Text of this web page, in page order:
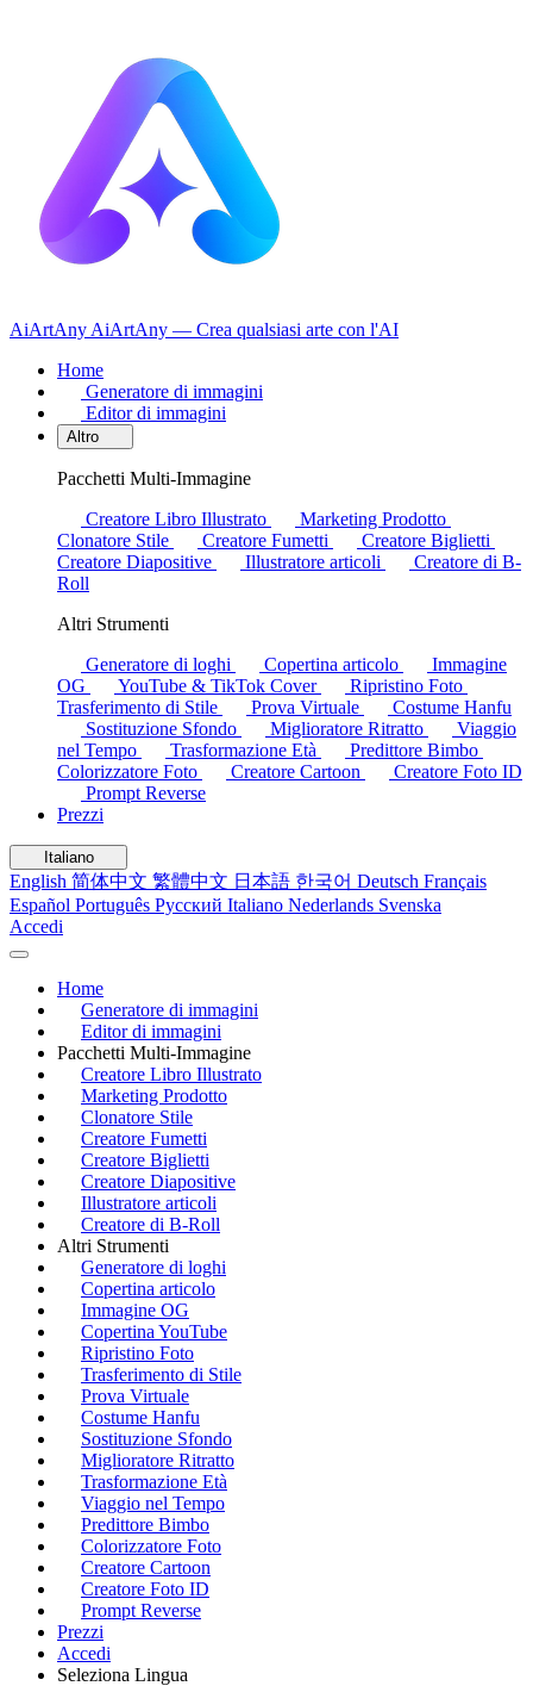
AiArtAny AiArtAny — Crea qualsiasi arte con l'AI
Home
Generatore di immagini
Editor di immagini
Altro
Pacchetti Multi-Immagine
Creatore Libro Illustrato
Marketing Prodotto
Clonatore Stile
Creatore Fumetti
Creatore Biglietti
Creatore Diapositive
Illustratore articoli
Creatore di B-
Roll
Altri Strumenti
Generatore di loghi
Copertina articolo
Immagine
OG
YouTube & TikTok Cover
Ripristino Foto
Trasferimento di Stile
Prova Virtuale
Costume Hanfu
Sostituzione Sfondo
Miglioratore Ritratto
Viaggio
nel Tempo
Trasformazione Età
Predittore Bimbo
Colorizzatore Foto
Creatore Cartoon
Creatore Foto ID
Prompt Reverse
Prezzi
Italiano
English 简体中文 繁體中文 日本語 한국어 Deutsch Français
Español Português Русский Italiano Nederlands Svenska
Accedi
Home
Generatore di immagini
Editor di immagini
Pacchetti Multi-Immagine
Creatore Libro Illustrato
Marketing Prodotto
Clonatore Stile
Creatore Fumetti
Creatore Biglietti
Creatore Diapositive
Illustratore articoli
Creatore di B-Roll
Altri Strumenti
Generatore di loghi
Copertina articolo
Immagine OG
Copertina YouTube
Ripristino Foto
Trasferimento di Stile
Prova Virtuale
Costume Hanfu
Sostituzione Sfondo
Miglioratore Ritratto
Trasformazione Età
Viaggio nel Tempo
Predittore Bimbo
Colorizzatore Foto
Creatore Cartoon
Creatore Foto ID
Prompt Reverse
Prezzi
Accedi
Seleziona Lingua